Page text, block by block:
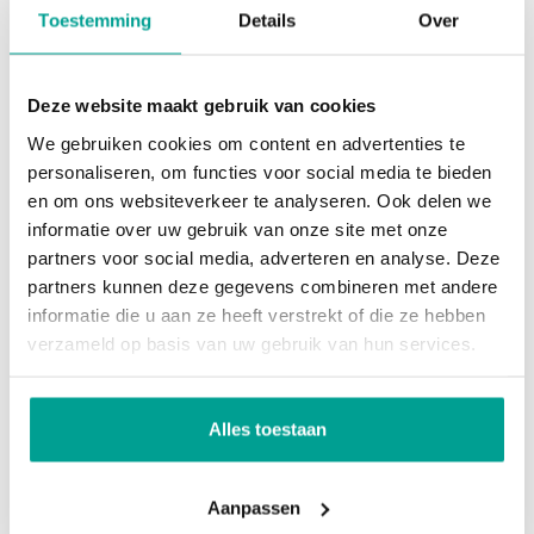
Toestemming Details Over
Deze website maakt gebruik van cookies
We gebruiken cookies om content en advertenties te
personaliseren, om functies voor social media te bieden
en om ons websiteverkeer te analyseren. Ook delen we
informatie over uw gebruik van onze site met onze
partners voor social media, adverteren en analyse. Deze
partners kunnen deze gegevens combineren met andere
informatie die u aan ze heeft verstrekt of die ze hebben
verzameld op basis van uw gebruik van hun services.
Alles toestaan
Aanpassen
Aan de achterzijde bevinden zich nog twee goed
bemeten slaapkamers die uitstekend geschikt zijn
Bijzonderheden:
* Twee-onder-een-kapwoning uit 2020;
* 143 m² woonoppervlakte;
* 294 m² eigen grond;
* Garage aanwezig;
woning inclusief vliering;
Dak Zadeldak
Overig
Onderhoud binnen Goed
Onderhoud buiten Goed
Huidig gebruik
Huidige bestemming Woonruimte
Kadastrale gegevens